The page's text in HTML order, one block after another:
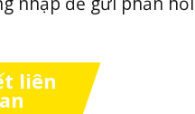
liên